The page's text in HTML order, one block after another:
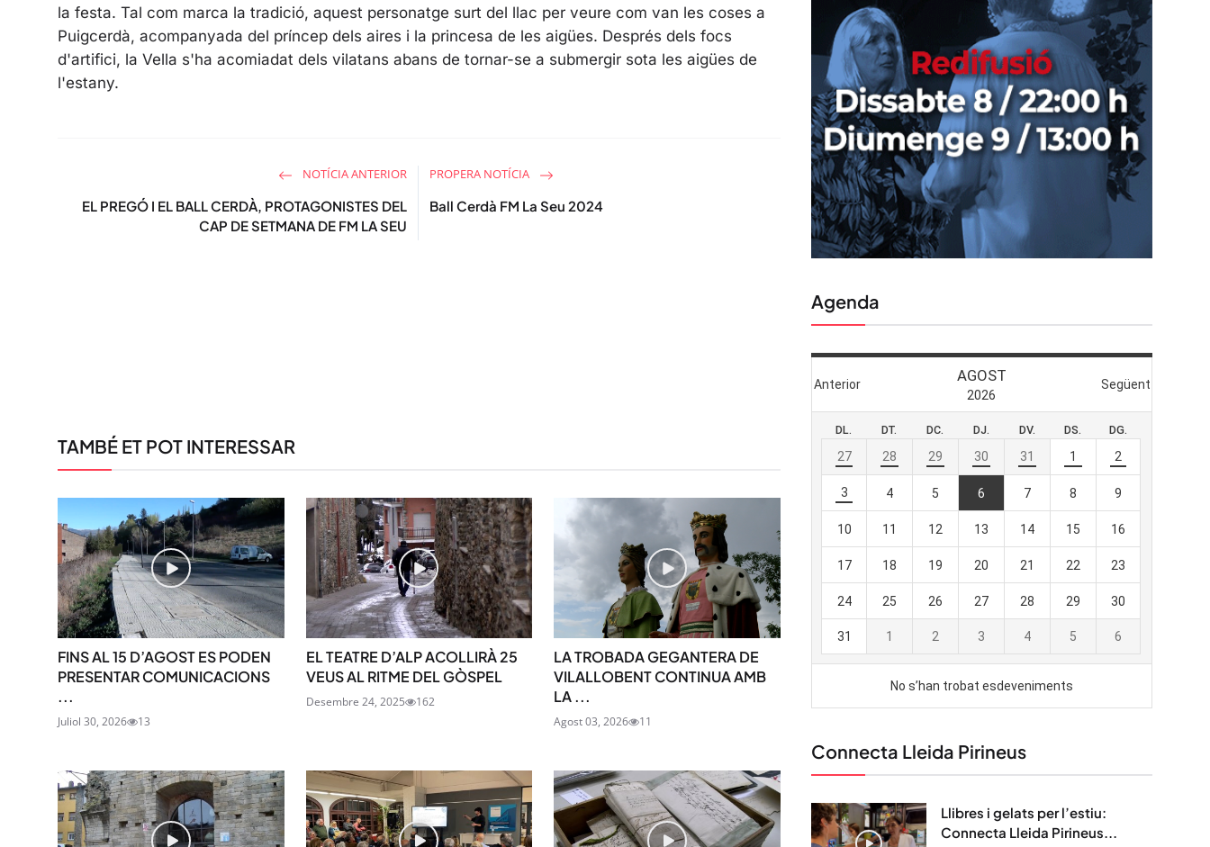
la festa. Tal com marca la tradició, aquest personatge surt del llac per veure com van les coses a
Puigcerdà, acompanyada del príncep dels aires i la princesa de les aigües. Després dels focs
d'artifici, la Vella s'ha acomiadat dels vilatans abans de tornar-se a submergir sota les aigües de
l'estany.
NOTÍCIA ANTERIOR
EL PREGÓ I EL BALL CERDÀ, PROTAGONISTES DEL
CAP DE SETMANA DE FM LA SEU
PROPERA NOTÍCIA
Ball Cerdà FM La Seu 2024
TAMBÉ ET POT INTERESSAR
FINS AL 15 D’AGOST ES PODEN
PRESENTAR COMUNICACIONS
...
Juliol 30, 2026 13
EL TEATRE D’ALP ACOLLIRÀ 25
VEUS AL RITME DEL GÒSPEL
Desembre 24, 2025 162
LA TROBADA GEGANTERA DE
VILALLOBENT CONTINUA AMB
LA ...
Agost 03, 2026 11
Agenda
Connecta Lleida Pirineus
Llibres i gelats per l’estiu:
Connecta Lleida Pirineus...
STAY UPDATED
Uneix-te al nostre butlletí
Tota l’actualitat, seleccionada i enviada
directament al teu correu. Subscriu-te al nostre
butlletí i segueix la informació que importa.
SUBSCRIU-TE